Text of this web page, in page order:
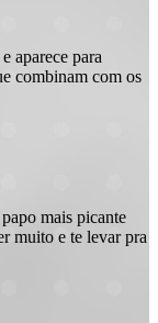
aparece para
combinam com os
mais picante
muito e te levar pra